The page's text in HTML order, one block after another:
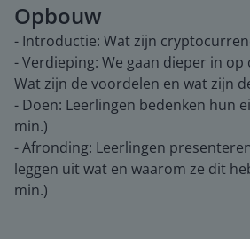
Opbouw
- Introductie: Wat zijn
- Verdieping: We gaan dieper in op
Wat zijn de voordelen en wat zijn
- Doen: Leerlingen bedenken hun
min.)
- Afronding: Leerlingen
leggen uit wat en waarom ze dit
min.)